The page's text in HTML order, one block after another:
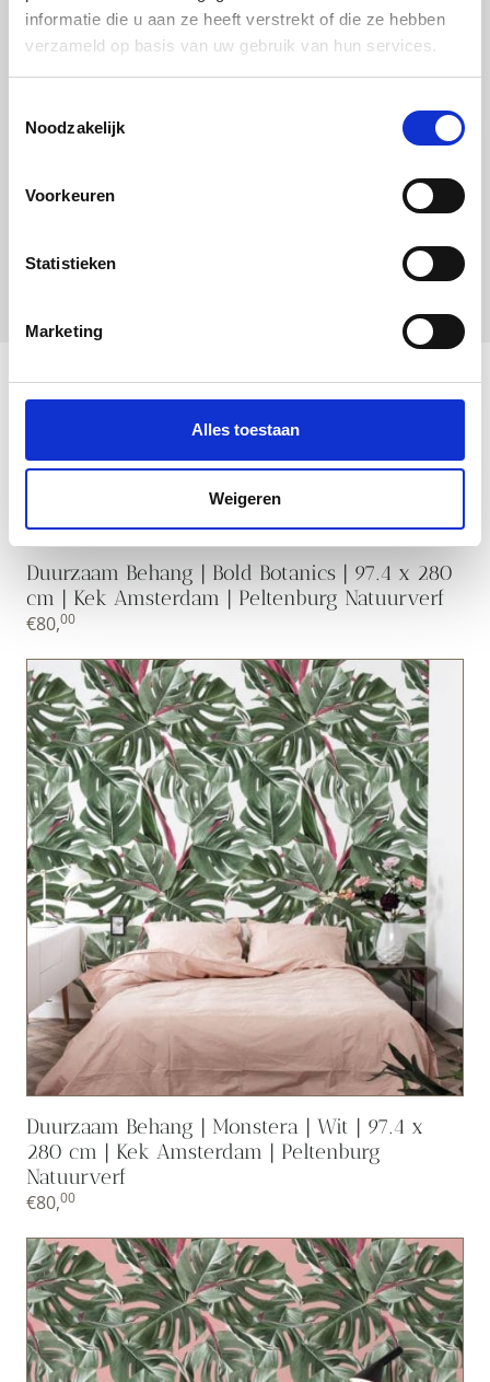
informatie die u aan ze heeft verstrekt of die ze hebben
verzameld op basis van uw gebruik van hun services.
Noodzakelijk
Voorkeuren
Statistieken
Marketing
Alles toestaan
Weigeren
Duurzaam Behang | Bold Botanics | 97.4 x 280
cm | Kek Amsterdam | Peltenburg Natuurverf
€80,00
Duurzaam Behang | Monstera | Wit | 97.4 x
280 cm | Kek Amsterdam | Peltenburg
Natuurverf
€80,00